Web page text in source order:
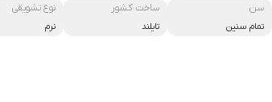
سن
تمام سنین
ساخت کشور
تایلند
نوع تشویقی
نرم